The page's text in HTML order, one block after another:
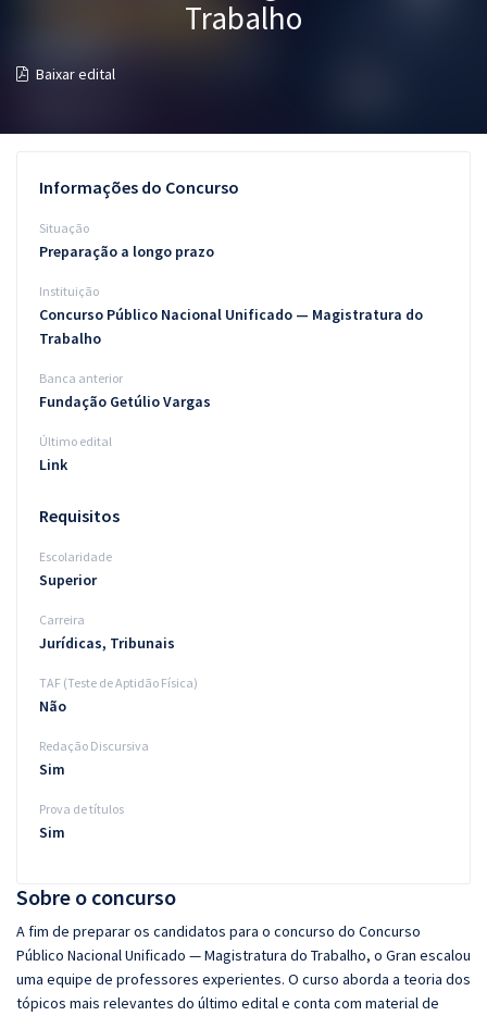
Graduação
Questões grátis
Blog
Atendimento
Trabalho
Baixar edital
Sobre o concurso
A fim de preparar os candidatos para o concurso do Concurso
Público Nacional Unificado — Magistratura do Trabalho, o Gran escalou
uma equipe de professores experientes. O curso aborda a teoria dos
tópicos mais relevantes do último edital e conta com material de
Informações do Concurso
Situação
Preparação a longo prazo
Instituição
Concurso Público Nacional Unificado — Magistratura do
Trabalho
Banca anterior
Fundação Getúlio Vargas
Último edital
Link
Requisitos
Escolaridade
Superior
Carreira
Jurídicas, Tribunais
TAF (Teste de Aptidão Física)
Não
Redação Discursiva
Sim
Prova de títulos
Sim